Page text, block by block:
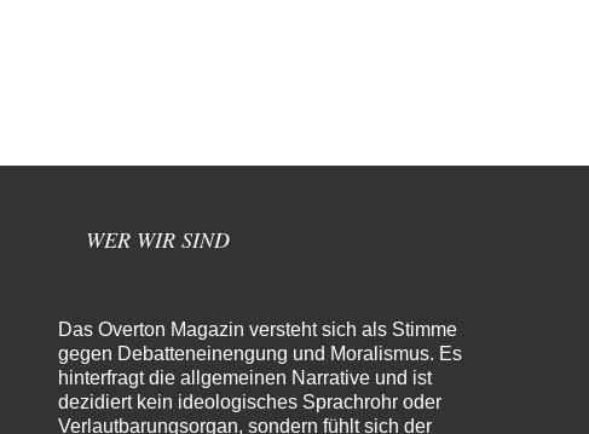
WER WIR SIND
Das Overton Magazin versteht sich als Stimme
gegen Debatteneinengung und Moralismus. Es
hinterfragt die allgemeinen Narrative und ist
dezidiert kein ideologisches Sprachrohr oder
Verlautbarungsorgan, sondern fühlt sich der